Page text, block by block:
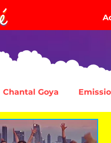
Chantal Goya